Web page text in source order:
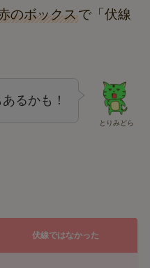
のボックスで「伏線
とりみどら
るかも！
伏線ではなかった